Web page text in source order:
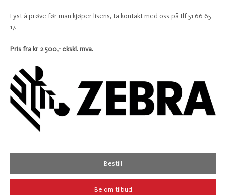
Lyst å prøve før man kjøper lisens, ta kontakt med oss på tlf 51 66 65
17.
Pris fra kr 2 500,- ekskl. mva.
Bestill
Be om tilbud